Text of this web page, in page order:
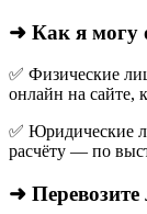
➜ Как я могу
✅ Физические
онлайн на сайте,
✅ Юридические
расчёту — по
➜ Перевозите